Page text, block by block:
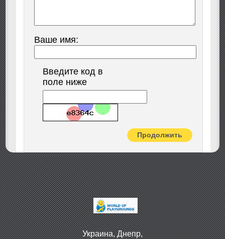
Ваше имя:
Введите код в
поле ниже
Продолжить
Украина, Днепр,